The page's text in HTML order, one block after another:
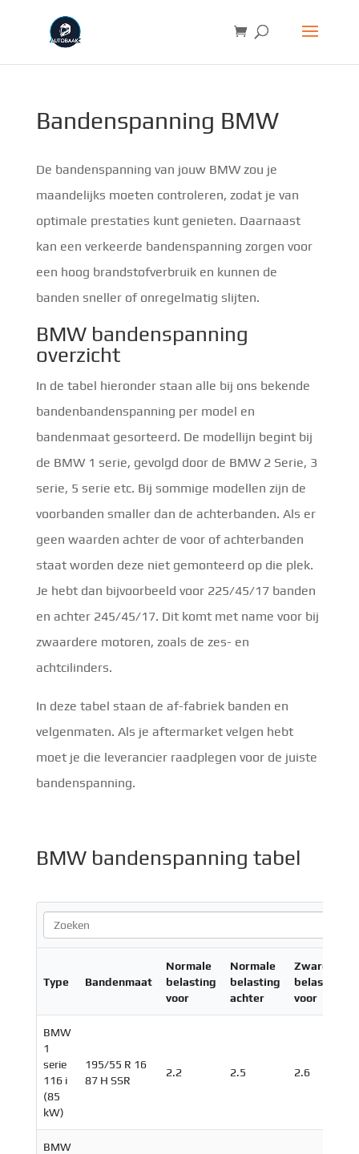
Bandenspanning BMW
De bandenspanning van jouw BMW zou je
maandelijks moeten controleren, zodat je van
optimale prestaties kunt genieten. Daarnaast
kan een verkeerde bandenspanning zorgen voor
een hoog brandstofverbruik en kunnen de
banden sneller of onregelmatig slijten.
BMW bandenspanning
overzicht
In de tabel hieronder staan alle bij ons bekende
bandenbandenspanning per model en
bandenmaat gesorteerd. De modellijn begint bij
de BMW 1 serie, gevolgd door de BMW 2 Serie, 3
serie, 5 serie etc. Bij sommige modellen zijn de
voorbanden smaller dan de achterbanden. Als er
geen waarden achter de voor of achterbanden
staat worden deze niet gemonteerd op die plek.
Je hebt dan bijvoorbeeld voor 225/45/17 banden
en achter 245/45/17. Dit komt met name voor bij
zwaardere motoren, zoals de zes- en
achtcilinders.
In deze tabel staan de af-fabriek banden en
velgenmaten. Als je aftermarket velgen hebt
moet je die leverancier raadplegen voor de juiste
bandenspanning.
BMW bandenspanning tabel
Type Bandenmaat
Normale
belasting
voor
Normale
belasting
achter
Zware
belasting
voor
BMW
1
serie
116 i
(85
kW)
195/55 R 16
87 H SSR
2.2 2.5 2.6
BMW